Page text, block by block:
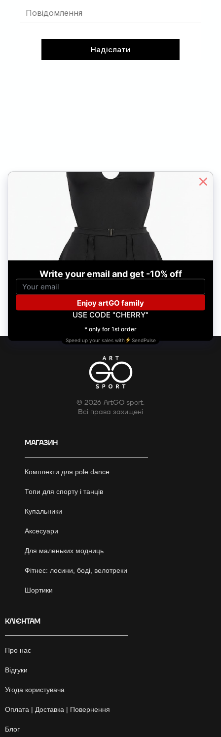
Надіслати
© 2026 ArtGO sport.
Всі права захищені
МАГАЗИН
Комплекти для pole dance
Топи для спорту і танців
Купальники
Аксесуари
Для маленьких модниць
Фітнес: лосини, боді, велотреки
Шортики
КЛІЄНТАМ
Про нас
Відгуки
Угода користувача
Оплата | Доставка | Повернення
Блог